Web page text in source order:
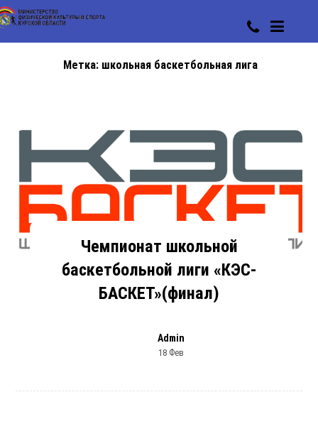
Метка: школьная баскетбольная лига
Чемпионат школьной
баскетбольной лиги «КЭС-
БАСКЕТ»(финал)
Admin
18 Фев